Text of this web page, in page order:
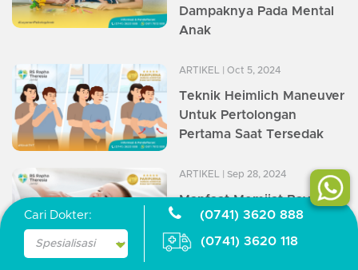
Cari Dokter: (0741) 3620 888
(0741) 3620 118
Dampaknya Pada Mental
Anak
ARTIKEL | Oct 5, 2024
Teknik Heimlich Maneuver
Untuk Pertolongan
Pertama Saat Tersedak
ARTIKEL | Sep 28, 2024
Manfaat Memijat Bayi
Untuk Tumbuh Kembang
Optimal